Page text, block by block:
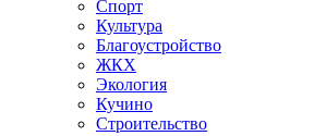
Спорт
Культура
Благоустройство
ЖКХ
Экология
Кучино
Строительство